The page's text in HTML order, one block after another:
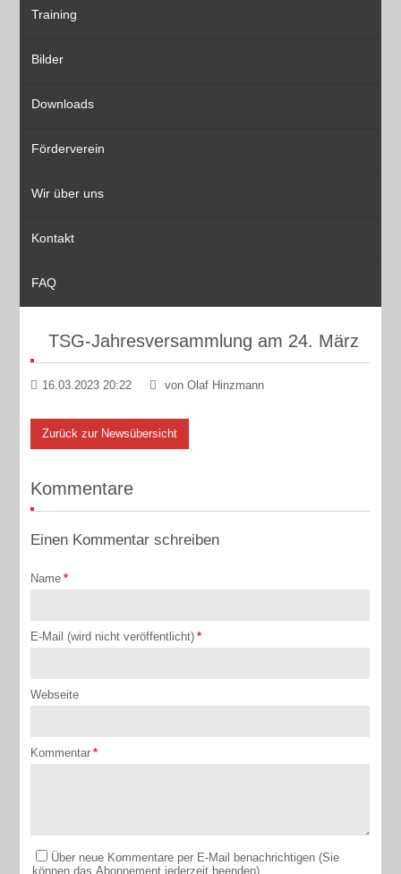
Training
Bilder
Downloads
Förderverein
Wir über uns
Kontakt
FAQ
TSG-Jahresversammlung am 24. März
16.03.2023 20:22 von Olaf Hinzmann
Zurück zur Newsübersicht
Kommentare
Einen Kommentar schreiben
Name *
E-Mail (wird nicht veröffentlicht) *
Webseite
Kommentar *
Über neue Kommentare per E-Mail benachrichtigen (Sie
können das Abonnement jederzeit beenden)